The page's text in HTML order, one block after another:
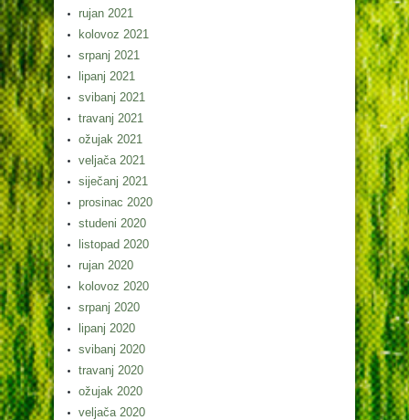
rujan 2021
kolovoz 2021
srpanj 2021
lipanj 2021
svibanj 2021
travanj 2021
ožujak 2021
veljača 2021
siječanj 2021
prosinac 2020
studeni 2020
listopad 2020
rujan 2020
kolovoz 2020
srpanj 2020
lipanj 2020
svibanj 2020
travanj 2020
ožujak 2020
veljača 2020